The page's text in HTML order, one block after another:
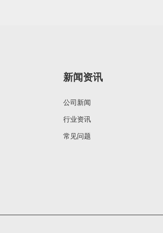
新闻资讯
公司新闻
行业资讯
常见问题